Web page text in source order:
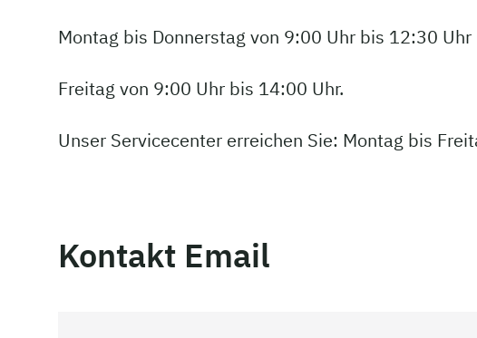
Montag bis Donnerstag von 9:00 Uhr bis 12:30
Freitag von 9:00 Uhr bis 14:00 Uhr.
Unser Servicecenter erreichen Sie: Montag bis
Kontakt Email